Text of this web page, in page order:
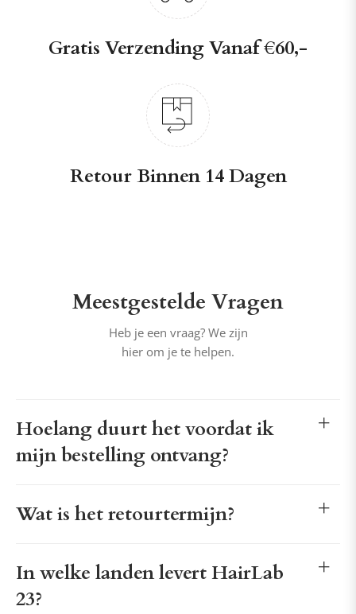
Gratis Verzending Vanaf €60,-
Retour Binnen 14 Dagen
Meestgestelde Vragen
Heb je een vraag? We zijn
hier om je te helpen.
Hoelang duurt het voordat ik
mijn bestelling ontvang?
Wat is het retourtermijn?
In welke landen levert HairLab
23?